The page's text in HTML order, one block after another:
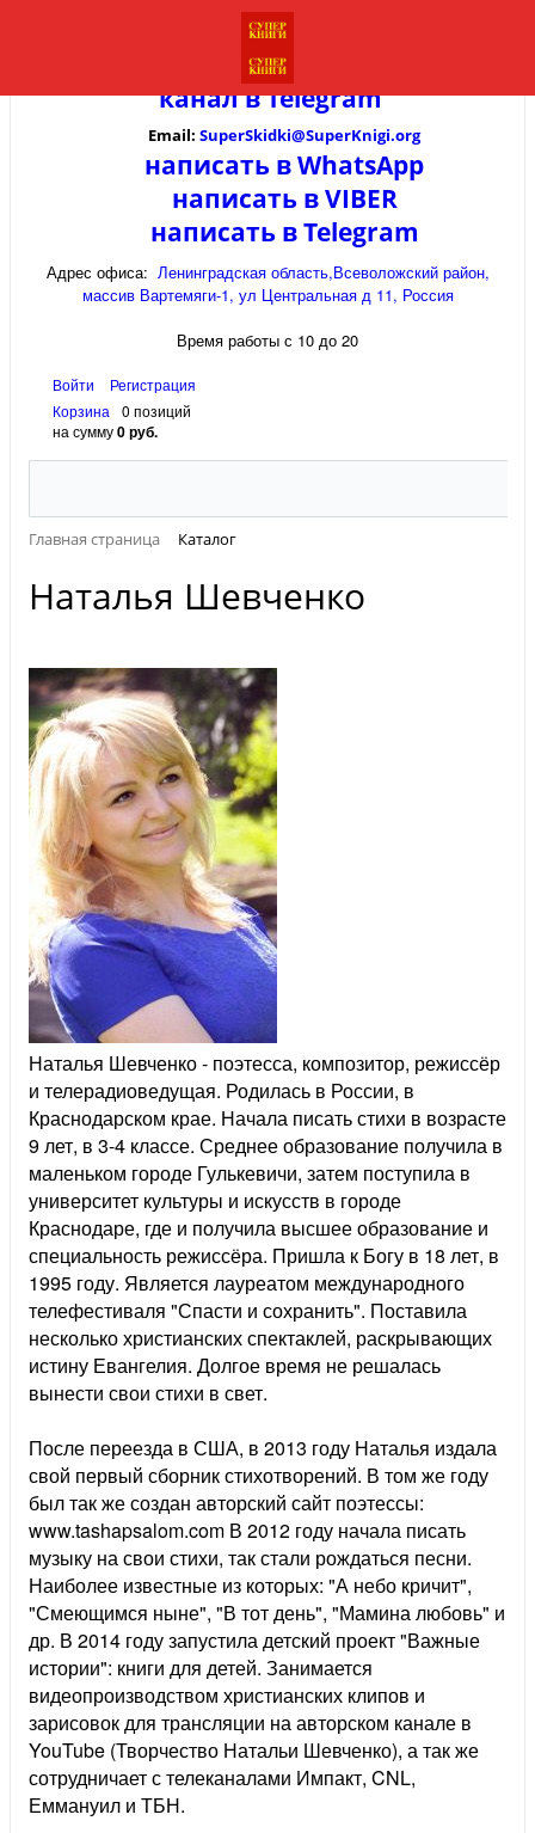
канал вTelegram
Email: SuperSkidki@SuperKnigi.org
написать в WhatsApp
написать в VIBER
написать в Telegram
Адрес офиса: Ленинградская область,Всеволожский район,
массив Вартемяги-1, ул Центральная д 11, Россия
Время работы с 10 до 20
Войти
Регистрация
Корзина
0 позиций
на сумму0 руб.
Главная страница Каталог
Наталья Шевченко
Наталья Шевченко - поэтесса, композитор, режиссёр
и телерадиоведущая. Родилась в России, в
Краснодарском крае. Начала писать стихи в возрасте
9 лет, в 3-4 классе. Среднее образование получила в
маленьком городе Гулькевичи, затем поступила в
университет культуры и искусств в городе
Краснодаре, где и получила высшее образование и
специальность режиссёра. Пришла к Богу в 18 лет, в
1995 году. Является лауреатом международного
телефестиваля "Спасти и сохранить". Поставила
несколько христианских спектаклей, раскрывающих
истину Евангелия. Долгое время не решалась
вынести свои стихи в свет.
После переезда в США, в 2013 году Наталья издала
свой первый сборник стихотворений. В том же году
был так же создан авторский сайт поэтессы:
www.tashapsalom.com В 2012 году начала писать
музыку на свои стихи, так стали рождаться песни.
Наиболее известные из которых: "А небо кричит",
"Смеющимся ныне", "В тот день", "Мамина любовь" и
др. В 2014 году запустила детский проект "Важные
истории": книги для детей. Занимается
видеопроизводством христианских клипов и
зарисовок для трансляции на авторском канале в
YouTube (Творчество Натальи Шевченко), а так же
сотрудничает с телеканалами Импакт, CNL,
Еммануил и ТБН.